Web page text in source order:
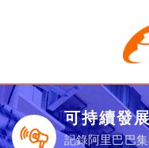
可持續發
記錄阿里巴巴